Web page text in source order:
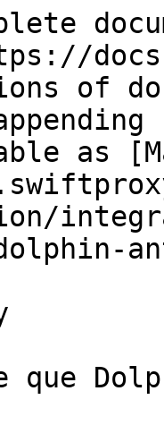
of
as
que